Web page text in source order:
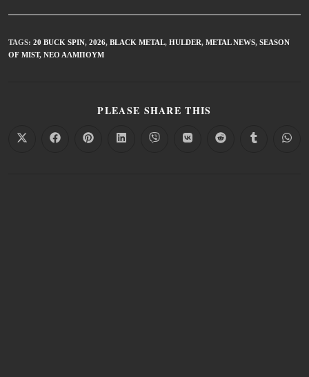
TAGS: 20 BUCK SPIN, 2026, BLACK METAL, HULDER, METAL NEWS, SEASON
OF MIST, ΝΈΟ ΆΛΜΠΟΥΜ
PLEASE SHARE THIS